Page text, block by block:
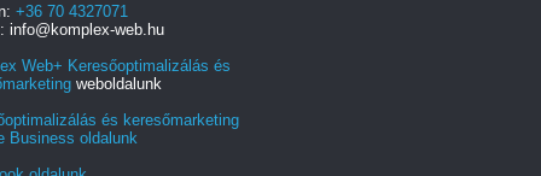
+36 70 4327071
info@komplex-web.hu
Web+ Keresőoptimalizálás és
weboldalunk
és keresőmarketing
Business oldalunk